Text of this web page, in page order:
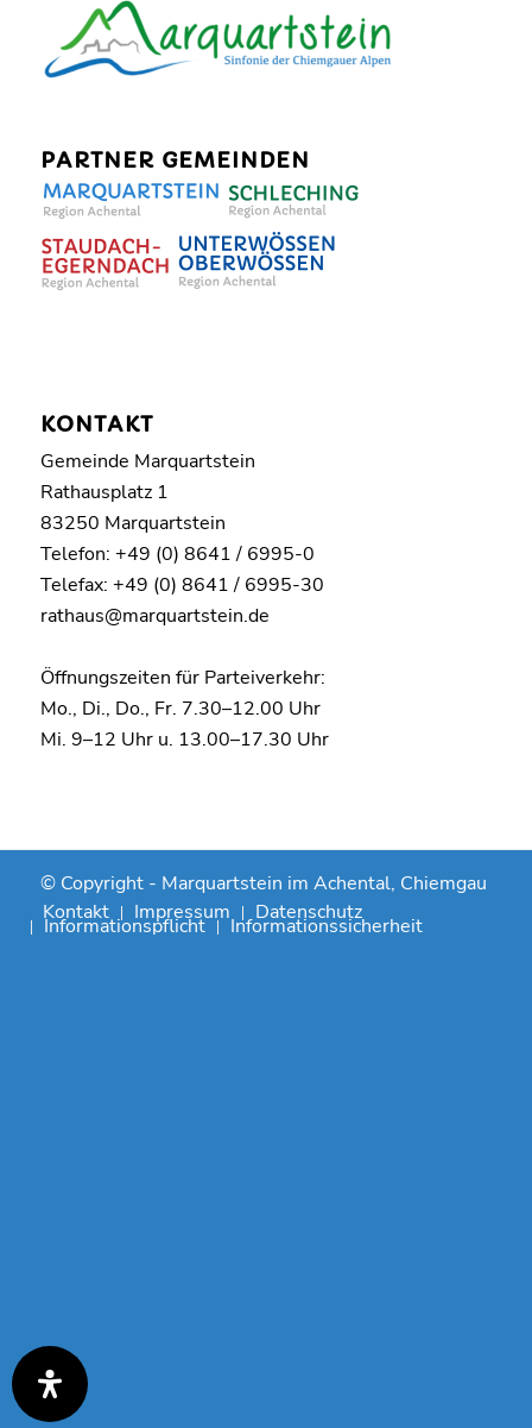
PARTNER GEMEINDEN
KONTAKT
Gemeinde Marquartstein
Rathausplatz 1
83250 Marquartstein
Telefon: +49 (0) 8641 / 6995-0
Telefax: +49 (0) 8641 / 6995-30
rathaus@marquartstein.de
Öffnungszeiten für Parteiverkehr:
Mo., Di., Do., Fr. 7.30–12.00 Uhr
Mi. 9–12 Uhr u. 13.00–17.30 Uhr
© Copyright - Marquartstein im Achental, Chiemgau
Kontakt
Impressum Datenschutz
Informationspflicht Informationssicherheit